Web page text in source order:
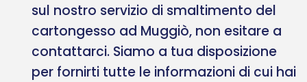
sul nostro servizio di smaltimento del
cartongesso ad Muggiò, non esitare a
contattarci. Siamo a tua disposizione
per fornirti tutte le informazioni di cui hai